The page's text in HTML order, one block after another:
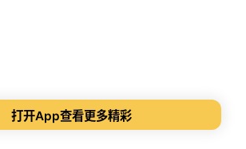
打开App查看更多精彩